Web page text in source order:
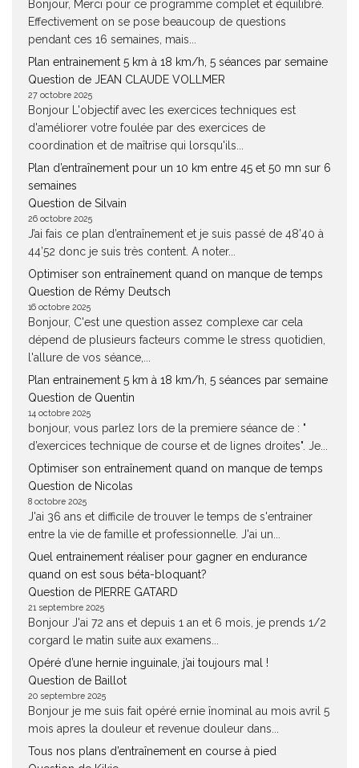
Bonjour, Merci pour ce programme complet et équilibré.
Effectivement on se pose beaucoup de questions
pendant ces 16 semaines, mais...
Plan entrainement 5 km à 18 km/h, 5 séances par semaine
Question de JEAN CLAUDE VOLLMER
27 octobre 2025
Bonjour L'objectif avec les exercices techniques est
d'améliorer votre foulée par des exercices de
coordination et de maîtrise qui lorsqu'ils...
Plan d’entraînement pour un 10 km entre 45 et 50 mn sur 6
semaines
Question de Silvain
26 octobre 2025
J’ai fais ce plan d’entraînement et je suis passé de 48’40 à
44’52 donc je suis très content. A noter...
Optimiser son entraînement quand on manque de temps
Question de Rémy Deutsch
16 octobre 2025
Bonjour, C'est une question assez complexe car cela
dépend de plusieurs facteurs comme le stress quotidien,
l'allure de vos séance,...
Plan entrainement 5 km à 18 km/h, 5 séances par semaine
Question de Quentin
14 octobre 2025
bonjour, vous parlez lors de la premiere séance de : "
d’exercices technique de course et de lignes droites". Je...
Optimiser son entraînement quand on manque de temps
Question de Nicolas
8 octobre 2025
J'ai 36 ans et difficile de trouver le temps de s'entrainer
entre la vie de famille et professionnelle. J'ai un...
Quel entrainement réaliser pour gagner en endurance
quand on est sous béta-bloquant?
Question de PIERRE GATARD
21 septembre 2025
Bonjour J'ai 72 ans et depuis 1 an et 6 mois, je prends 1/2
corgard le matin suite aux examens...
Opéré d’une hernie inguinale, j’ai toujours mal !
Question de Baillot
20 septembre 2025
Bonjour je me suis fait opéré ernie înominal au mois avril 5
mois apres la douleur et revenue douleur dans...
Tous nos plans d’entraînement en course à pied